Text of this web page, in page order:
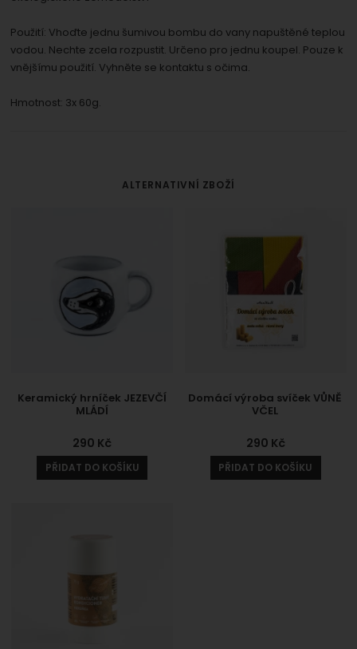
Použití: Vhoďte jednu šumivou bombu do vany napuštěné teplou
vodou. Nechte zcela rozpustit. Určeno pro jednu koupel. Pouze k
vnějšímu použití. Vyhněte se kontaktu s očima.
Hmotnost: 3x 60g.
ALTERNATIVNÍ ZBOŽÍ
Keramický hrníček JEZEVČÍ
MLÁDÍ
290 Kč
PŘIDAT DO KOŠÍKU
Domácí výroba svíček VŮNĚ
VČEL
290 Kč
PŘIDAT DO KOŠÍKU